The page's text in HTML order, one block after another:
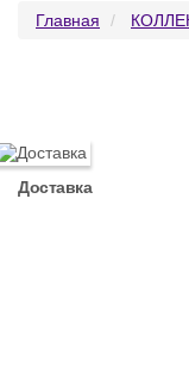
Главная
Доставка